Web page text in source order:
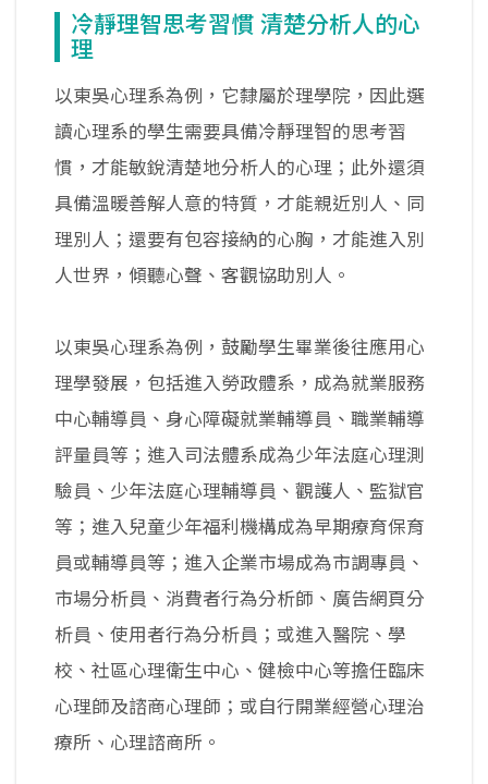
冷靜理智思考習慣 清楚分析人的心
理
以東吳心理系為例，它隸屬於理學院，因此選
讀心理系的學生需要具備冷靜理智的思考習
慣，才能敏銳清楚地分析人的心理；此外還須
具備溫暖善解人意的特質，才能親近別人、同
理別人；還要有包容接納的心胸，才能進入別
人世界，傾聽心聲、客觀協助別人。
以東吳心理系為例，鼓勵學生畢業後往應用心
理學發展，包括進入勞政體系，成為就業服務
中心輔導員、身心障礙就業輔導員、職業輔導
評量員等；進入司法體系成為少年法庭心理測
驗員、少年法庭心理輔導員、觀護人、監獄官
等；進入兒童少年福利機構成為早期療育保育
員或輔導員等；進入企業市場成為市調專員、
市場分析員、消費者行為分析師、廣告網頁分
析員、使用者行為分析員；或進入醫院、學
校、社區心理衛生中心、健檢中心等擔任臨床
心理師及諮商心理師；或自行開業經營心理治
療所、心理諮商所。